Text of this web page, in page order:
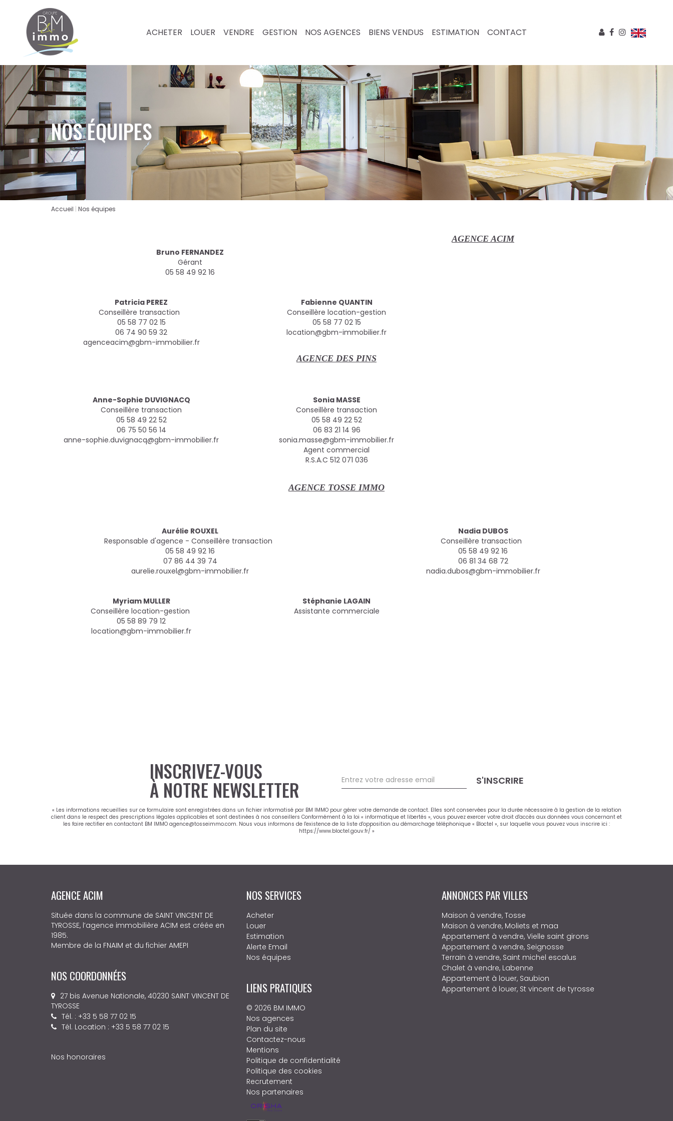
ACHETER LOUER VENDRE GESTION NOS AGENCES BIENS VENDUS ESTIMATION CONTACT
NOS ÉQUIPES
Accueil Nos équipes
Bruno FERNANDEZ
Gérant
05 58 49 92 16
AGENCE ACIM
Patricia PEREZ
Conseillère transaction
05 58 77 02 15
06 74 90 59 32
agenceacim@gbm-immobilier.fr
Fabienne QUANTIN
Conseillère location-gestion
05 58 77 02 15
location@gbm-immobilier.fr
AGENCE DES PINS
Anne-Sophie DUVIGNACQ
Conseillère transaction
05 58 49 22 52
06 75 50 56 14
anne-sophie.duvignacq@gbm-immobilier.fr
Sonia MASSE
Conseillère transaction
05 58 49 22 52
06 83 21 14 96
sonia.masse@gbm-immobilier.fr
Agent commercial
R.S.A.C 512 071 036
AGENCE TOSSE IMMO
Aurélie ROUXEL
Responsable d'agence - Conseillère transaction
05 58 49 92 16
07 86 44 39 74
aurelie.rouxel@gbm-immobilier.fr
Nadia DUBOS
Conseillère transaction
05 58 49 92 16
06 81 34 68 72
nadia.dubos@gbm-immobilier.fr
Myriam MULLER
Conseillère location-gestion
05 58 89 79 12
location@gbm-immobilier.fr
Stéphanie LAGAIN
Assistante commerciale
INSCRIVEZ-VOUS
À NOTRE NEWSLETTER S'INSCRIRE
« Les informations recueillies sur ce formulaire sont enregistrées dans un fichier informatisé par BM IMMO pour gérer votre demande de contact. Elles sont conservées pour la durée nécessaire à la gestion de la relation
client dans le respect des prescriptions légales applicables et sont destinées à nos conseillers Conformément à la loi « informatique et libertés », vous pouvez exercer votre droit d'accès aux données vous concernant et
les faire rectifier en contactant BM IMMO agence@tosseimmo.com. Nous vous informons de l'existence de la liste d'opposition au démarchage téléphonique « Bloctel », sur laquelle vous pouvez vous inscrire ici :
https://www.bloctel.gouv.fr/ »
AGENCE ACIM
Située dans la commune de SAINT VINCENT DE
TYROSSE, l’agence immobilière ACIM est créée en
1985.
Membre de la FNAIM et du fichier AMEPI
NOS COORDONNÉES
27 bis Avenue Nationale, 40230 SAINT VINCENT DE
TYROSSE
Tél. : +33 5 58 77 02 15
Tél. Location : +33 5 58 77 02 15
Nos honoraires
NOS SERVICES
Acheter
Louer
Estimation
Alerte Email
Nos équipes
LIENS PRATIQUES
© 2026 BM IMMO
Nos agences
Plan du site
Contactez-nous
Mentions
Politique de confidentialité
Politique des cookies
Recrutement
Nos partenaires
ANNONCES PAR VILLES
Maison à vendre, Tosse
Maison à vendre, Moliets et maa
Appartement à vendre, Vielle saint girons
Appartement à vendre, Seignosse
Terrain à vendre, Saint michel escalus
Chalet à vendre, Labenne
Appartement à louer, Saubion
Appartement à louer, St vincent de tyrosse